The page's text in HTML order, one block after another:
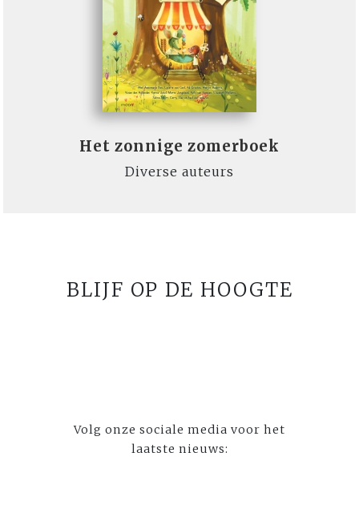
Het zonnige zomerboek
Diverse auteurs
BLIJF OP DE HOOGTE
Volg onze sociale media voor het
laatste nieuws: